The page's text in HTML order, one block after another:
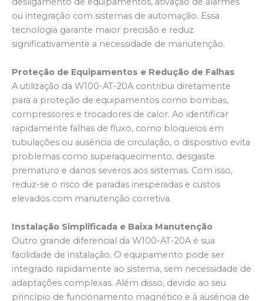
ou integração com sistemas de automação. Essa
tecnologia garante maior precisão e reduz
significativamente a necessidade de manutenção.
Proteção de Equipamentos e Redução de Falhas
A utilização da W100-AT-20A contribui diretamente
para a proteção de equipamentos como bombas,
compressores e trocadores de calor. Ao identificar
rapidamente falhas de fluxo, como bloqueios em
tubulações ou ausência de circulação, o dispositivo evita
problemas como superaquecimento, desgaste
prematuro e danos severos aos sistemas. Com isso,
reduz-se o risco de paradas inesperadas e custos
elevados com manutenção corretiva.
Instalação Simplificada e Baixa Manutenção
Outro grande diferencial da W100-AT-20A é sua
facilidade de instalação. O equipamento pode ser
integrado rapidamente ao sistema, sem necessidade de
adaptações complexas. Além disso, devido ao seu
princípio de funcionamento magnético e à ausência de